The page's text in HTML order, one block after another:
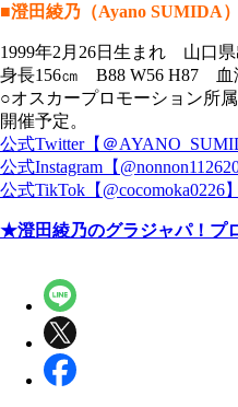
■澄田綾乃（Ayano SUMIDA）
1999年2月26日生まれ 山口
身長156㎝ B88 W56 H87 血
○オスカープロモーション所
開催予定。
公式Twitter【＠
公式Instagram【@nonnon112620
公式TikTok【@cocomoka0226】
★澄田綾乃のグラジャパ！プ